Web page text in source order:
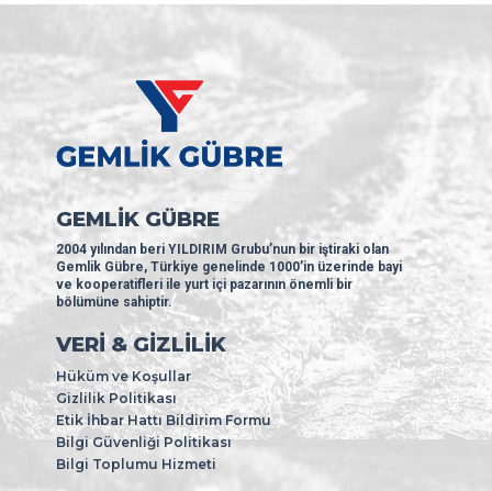
GEMLİK GÜBRE
2004 yılından beri YILDIRIM Grubu’nun bir iştiraki olan
Gemlik Gübre, Türkiye genelinde 1000’in üzerinde bayi
ve kooperatifleri ile yurt içi pazarının önemli bir
bölümüne sahiptir.
VERİ & GİZLİLİK
Hüküm ve Koşullar
Gizlilik Politikası
Etik İhbar Hattı Bildirim Formu
Bilgi Güvenliği Politikası
Bilgi Toplumu Hizmeti